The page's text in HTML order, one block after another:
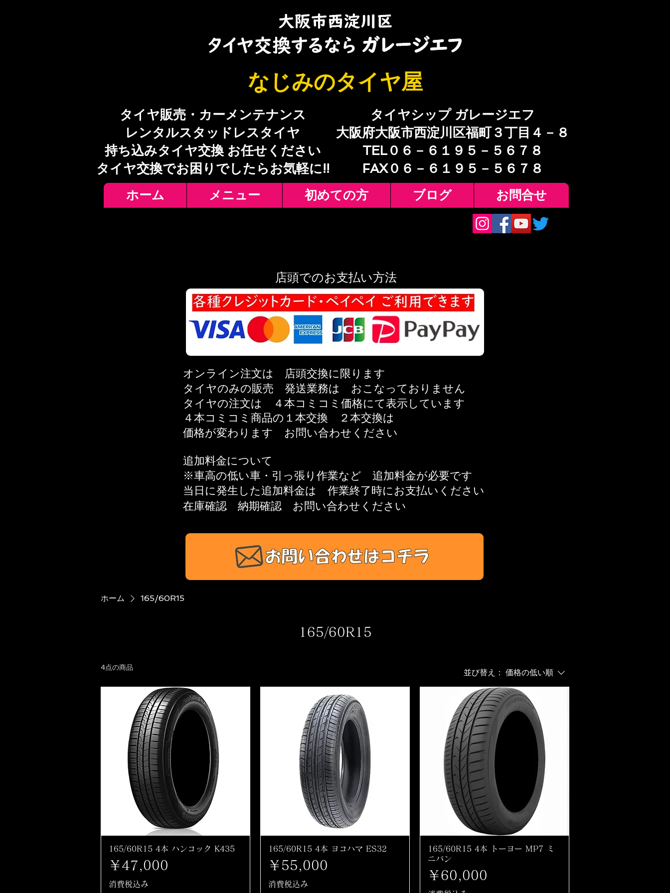
​なじみのタイヤ屋
タイヤ販売・カーメンテナンス
レンタルスタッドレスタイヤ
持ち込みタイヤ交換 お任せください
​タイヤ交換でお困りでしたらお気軽に!!
​タイヤシップ ガレージエフ
大阪府大阪市西淀川区福町３丁目４－８
TEL０６－６１９５－５６７８
​FAX０６－６１９５－５６７８
ホーム メニュー 初めての方 ブログ お問合せ
店頭でのお支払い方法
オンライン注文は 店頭交換に限ります
タイヤのみの販売 発送業務は おこなっておりません
タイヤの注文は ４本コミコミ価格にて表示しています
４本コミコミ商品の １本交換 ２本交換は
価格が変わります お問い合わせください
追加料金について
※​車高の低い車・引っ張り作業​など 追加料金が必要です
当日に発生した追加料金は 作業終了時にお支払いください
在庫確認 納期確認 お問い合わせください​
ホーム 165/60R15
165/60R15
4点の商品
並び替え： 価格の低い順
165/60R15 4本 ハンコック K435
価格
￥47,000
消費税込み
165/60R15 4本 ヨコハマ ES32
価格
￥55,000
消費税込み
165/60R15 4本 トーヨー MP7 ミ
ニバン
価格
￥60,000